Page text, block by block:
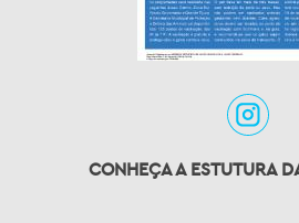
CONHEÇA A ESTUTURA